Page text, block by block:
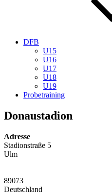
DFB
U15
U16
U17
U18
U19
Probetraining
Donaustadion
Adresse
Stadionstraße 5
Ulm
89073
Deutschland